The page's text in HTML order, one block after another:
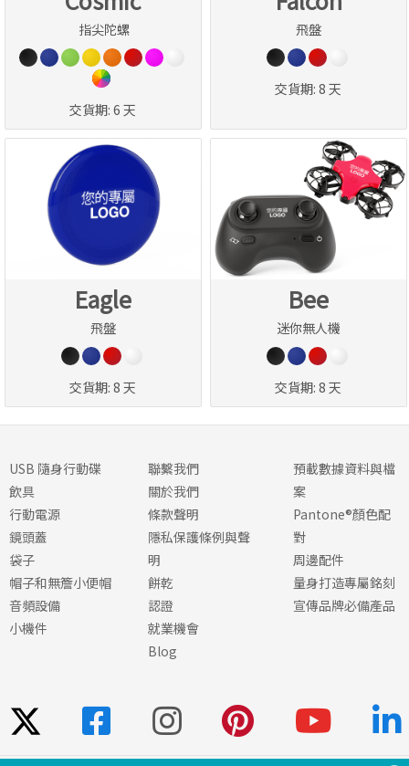
指尖陀螺
交貨期: 6 天
飛盤
交貨期: 8 天
Eagle
飛盤
交貨期: 8 天
Bee
迷你無人機
交貨期: 8 天
USB 隨身行動碟
飲具
行動電源
鏡頭蓋
袋子
帽子和無簷小便帽
音頻設備
小機件
聯繫我們
關於我們
條款聲明
隱私保護條例與聲
明
餅乾
認證
就業機會
Blog
預載數據資料與檔
案
Pantone®顏色配
對
周邊配件
量身打造專屬銘刻
宣傳品牌必備產品